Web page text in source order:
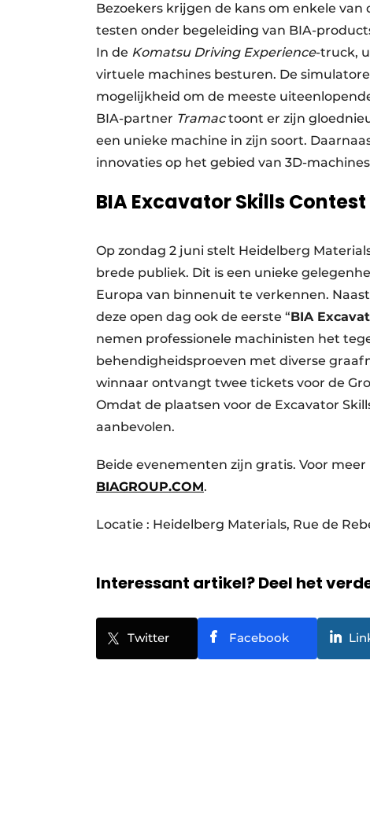
Bezoekers krijgen de kans om enkele
testen onder begeleiding van BIA-
In de Komatsu Driving Experience-truck,
virtuele machines besturen. De
mogelijkheid om de meeste
BIA-partner Tramactoont er zijn
een unieke machine in zijn soort.
innovaties op het gebied van 3D-
BIA Excavator Skills
Op zondag 2 juni stelt Heidelberg
brede publiek. Dit is een unieke
Europa van binnenuit te verkennen.
deze open dag ook de eerste “BIA
nemen professionele machinisten het
behendigheidsproeven met diverse
winnaar ontvangt twee tickets voor de
Omdat de plaatsen voor de Excavator
aanbevolen.
Beide evenementen zijn gratis. Voor
BIAGROUP.COM.
Locatie : Heidelberg Materials, Rue de
Interessant artikel? Deel het
Twitter Facebook